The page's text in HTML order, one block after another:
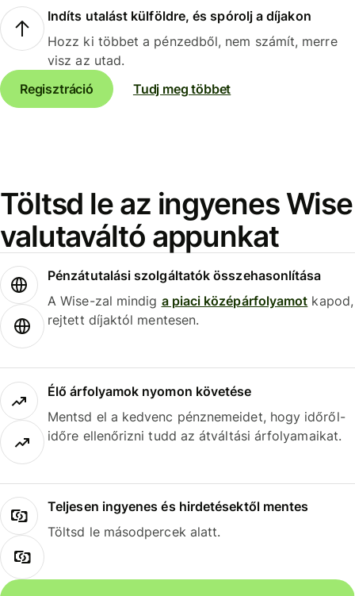
Indíts utalást külföldre, és spórolj a díjakon
Hozz ki többet a pénzedből, nem számít, merre
visz az utad.
Regisztráció
Tudj meg többet
Töltsd le az ingyenes Wise
valutaváltó appunkat
Pénzátutalási szolgáltatók összehasonlítása
A Wise-zal mindig a piaci középárfolyamot kapod,
rejtett díjaktól mentesen.
Élő árfolyamok nyomon követése
Mentsd el a kedvenc pénznemeidet, hogy időről-
időre ellenőrizni tudd az átváltási árfolyamaikat.
Teljesen ingyenes és hirdetésektől mentes
Töltsd le másodpercek alatt.